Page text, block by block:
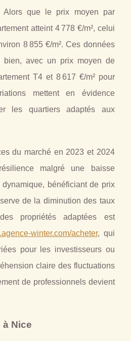
Alors que le prix moyen par
atteint 4 778 €/m², celui
8 855 €/m². Ces données
avec un prix moyen de
T4 et 8 617 €/m² pour
mettent en évidence
les quartiers adaptés aux
du marché en 2023 et 2024
malgré une baisse
bénéficiant de prix
de la diminution des taux
propriétés adaptées est
winter.com/acheter, qui
pour les investisseurs ou
claire des fluctuations
de professionnels devient
Nice